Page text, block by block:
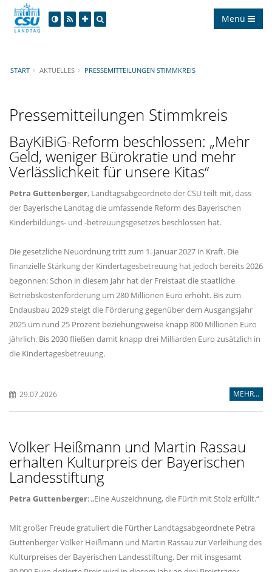
Menü
START AKTUELLES PRESSEMITTEILUNGEN STIMMKREIS
Pressemitteilungen Stimmkreis
BayKiBiG-Reform beschlossen: „Mehr
Geld, weniger Bürokratie und mehr
Verlässlichkeit für unsere Kitas“
Petra Guttenberger, Landtagsabgeordnete der CSU teilt mit, dass
der Bayerische Landtag die umfassende Reform des Bayerischen
Kinderbildungs- und -betreuungsgesetzes beschlossen hat.
Die gesetzliche Neuordnung tritt zum 1. Januar 2027 in Kraft. Die
finanzielle Stärkung der Kindertagesbetreuung hat jedoch bereits 2026
begonnen: Schon in diesem Jahr hat der Freistaat die staatliche
Betriebskostenförderung um 280 Millionen Euro erhöht. Bis zum
Endausbau 2029 steigt die Förderung gegenüber dem Ausgangsjahr
2025 um rund 25 Prozent beziehungsweise knapp 800 Millionen Euro
jährlich. Bis 2030 fließen damit knapp drei Milliarden Euro zusätzlich in
die Kindertagesbetreuung.
29.07.2026 MEHR...
Volker Heißmann und Martin Rassau
erhalten Kulturpreis der Bayerischen
Landesstiftung
Petra Guttenberger: „Eine Auszeichnung, die Fürth mit Stolz erfüllt.“
Mit großer Freude gratuliert die Fürther Landtagsabgeordnete Petra
Guttenberger Volker Heißmann und Martin Rassau zur Verleihung des
Kulturpreises der Bayerischen Landesstiftung. Der mit insgesamt